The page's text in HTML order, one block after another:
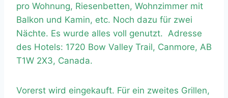
pro Wohnung, Riesenbetten, Wohnzimmer mit
Balkon und Kamin, etc. Noch dazu für zwei
Nächte. Es wurde alles voll genutzt. Adresse
des Hotels: 1720 Bow Valley Trail, Canmore, AB
T1W 2X3, Canada.
Vorerst wird eingekauft. Für ein zweites Grillen,